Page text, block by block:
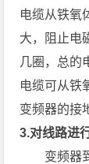
电缆从铁氧
大，阻止电
几圈，总的
电缆可从铁
变频器的接
3.对线路进
变频器到